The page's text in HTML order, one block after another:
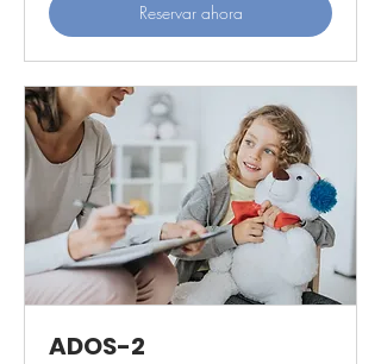
Reservar ahora
ADOS-2